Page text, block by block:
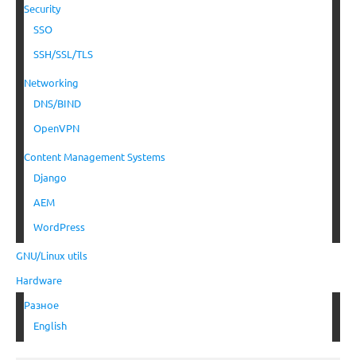
Security
SSO
SSH/SSL/TLS
Networking
DNS/BIND
OpenVPN
Content Management Systems
Django
AEM
WordPress
GNU/Linux utils
Hardware
Разное
English